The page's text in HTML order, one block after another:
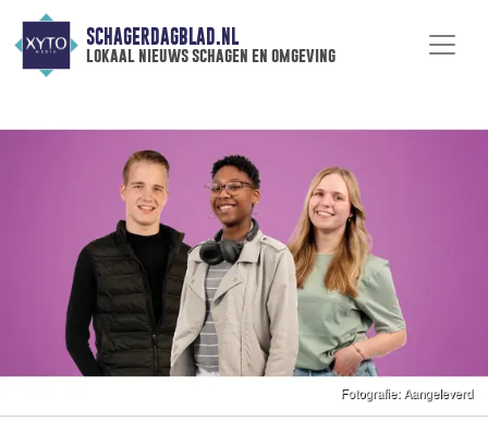
SCHAGERDAGBLAD.NL
lokaal nieuws schagen en omgeving